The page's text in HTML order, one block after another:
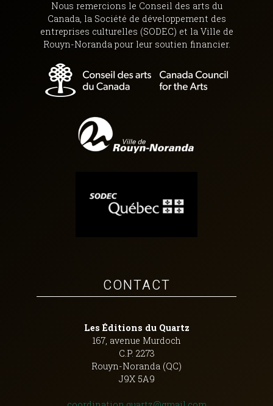
Nous remercions le Conseil des arts du
Canada, la Société de développement des
entreprises culturelles (SODEC) et la Ville de
Rouyn-Noranda pour leur soutien financier.
CONTACT
Les Éditions du Quartz
167, avenue Murdoch
C.P. 2273
Rouyn-Noranda (QC)
J9X 5A9